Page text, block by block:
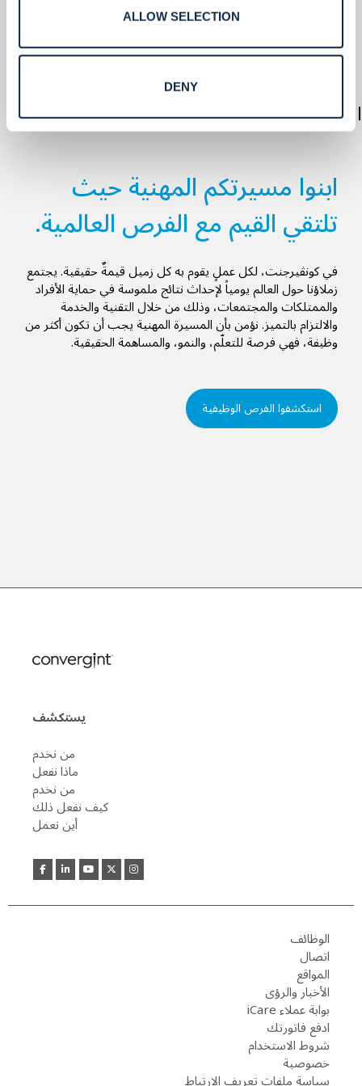
ALLOW SELECTION
DENY
الوظائف.
ابنوا مسيرتكم المهنية حيث
تلتقي القيم مع الفرص العالمية.
في كونڤيرجنت، لكل عملٍ يقوم به كل زميل قيمةٌ حقيقية. يجتمع
زملاؤنا حول العالم يومياً لإحداث نتائج ملموسة في حماية الأفراد
والممتلكات والمجتمعات، وذلك من خلال التقنية والخدمة
والالتزام بالتميز. نؤمن بأن المسيرة المهنية يجب أن تكون أكثر من
وظيفة، فهي فرصة للتعلّم، والنمو، والمساهمة الحقيقية.
استكشفوا الفرص الوظيفية
يستكشف
من نخدم
ماذا نفعل
من نخدم
كيف نفعل ذلك
أين نعمل
الوظائف
اتصال
المواقع
الأخبار والرؤى
بوابة عملاء iCare
ادفع فاتورتك
شروط الاستخدام
خصوصية